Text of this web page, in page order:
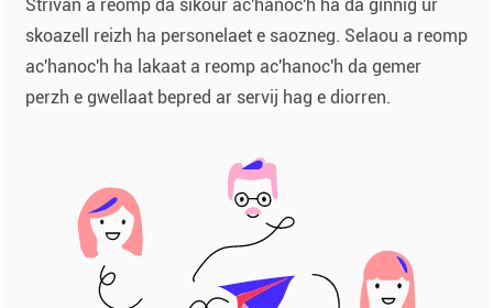
Strivañ a reomp da sikour ac'hanoc'h ha da ginnig ur
skoazell reizh ha personelaet e saozneg. Selaou a reomp
ac'hanoc'h ha lakaat a reomp ac'hanoc'h da gemer
perzh e gwellaat bepred ar servij hag e diorren.